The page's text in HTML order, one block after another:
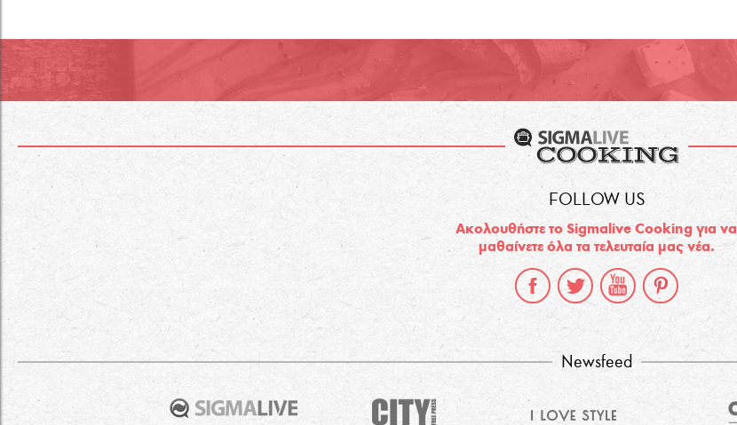
FOLLOW US
Ακολουθήστε το Sigmalive Cooking για να
μαθαίνετε όλα τα τελευταία μας νέα.
Newsfeed